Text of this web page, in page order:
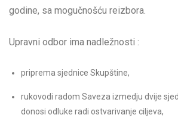
godine, sa mogučnošću reizbora.
Upravni odbor ima nadležnosti :
priprema sjednice Skupštine,
rukovodi radom Saveza izmedju dvije
donosi odluke radi ostvarivanje ciljeva,